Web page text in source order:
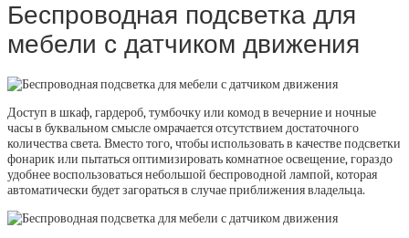
Беспроводная подсветка для
мебели с датчиком движения
Доступ в шкаф, гардероб, тумбочку или комод в вечерние и ночные
часы в буквальном смысле омрачается отсутствием достаточного
количества света. Вместо того, чтобы использовать в качестве подсветки
фонарик или пытаться оптимизировать комнатное освещение, гораздо
удобнее воспользоваться небольшой беспроводной лампой, которая
автоматически будет загораться в случае приближения владельца.